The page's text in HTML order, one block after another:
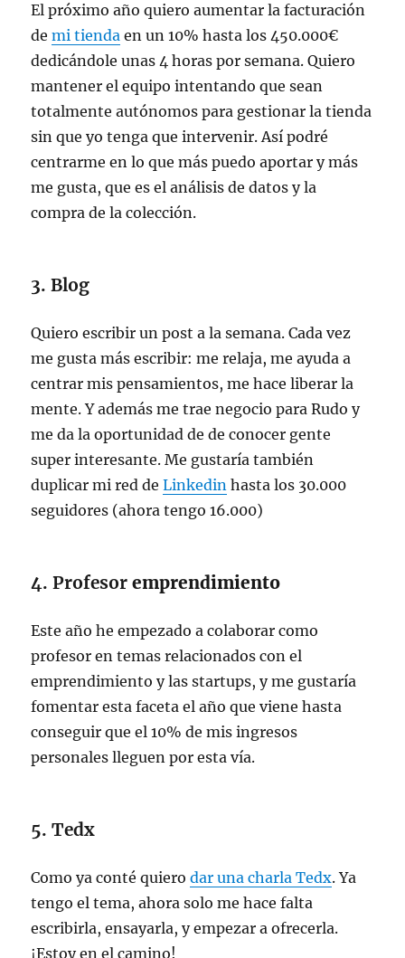
El próximo año quiero aumentar la facturación
demi tienda en un 10% hasta los 450.000€
dedicándole unas 4 horas por semana. Quiero
mantener el equipo intentando que sean
totalmente autónomos para gestionar la tienda
sin que yo tenga que intervenir. Así podré
centrarme en lo que más puedo aportar y más
me gusta, que es el análisis de datos y la
compra de la colección.
3. Blog
Quiero escribir un post a la semana. Cada vez
me gusta más escribir: me relaja, me ayuda a
centrar mis pensamientos, me hace liberar la
mente. Y además me trae negocio para Rudo y
me da la oportunidad de de conocer gente
super interesante. Me gustaría también
duplicar mi red deLinkedin hasta los 30.000
seguidores (ahora tengo 16.000)
4. Profesor emprendimiento
Este año he empezado a colaborar como
profesor en temas relacionados con el
emprendimiento y las startups, y me gustaría
fomentar esta faceta el año que viene hasta
conseguir que el 10% de mis ingresos
personales lleguen por esta vía.
5. Tedx
Como ya conté quierodar una charla Tedx. Ya
tengo el tema, ahora solo me hace falta
escribirla, ensayarla, y empezar a ofrecerla.
¡Estoy en el camino!